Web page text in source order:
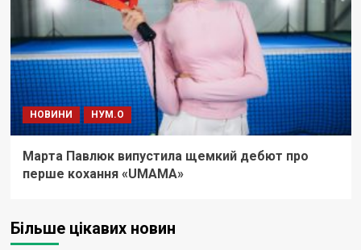
НОВИНИ НУМ.О
Марта Павлюк випустила щемкий дебют про
перше кохання «UМАМА»
Більше цікавих новин